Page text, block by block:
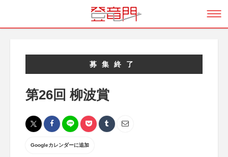
募集終了
第26回 柳波賞
Googleカレンダーに追加